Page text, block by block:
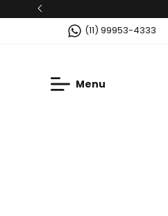
(11) 99953-4333
Menu